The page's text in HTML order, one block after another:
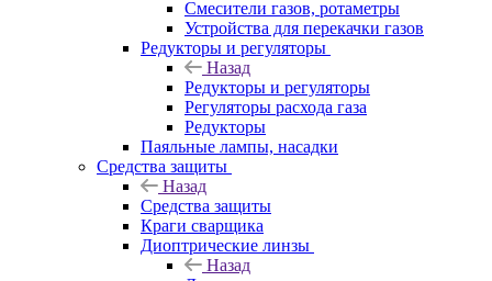
Смесители газов, ротаметры
Устройства для перекачки газов
Редукторы и регуляторы
Назад
Редукторы и регуляторы
Регуляторы расхода газа
Редукторы
Паяльные лампы, насадки
Средства защиты
Назад
Средства защиты
Краги сварщика
Диоптрические линзы
Назад